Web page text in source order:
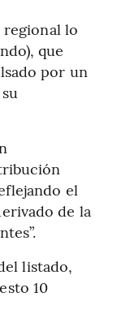
regional lo
que
por un
el
de la
listado,
10